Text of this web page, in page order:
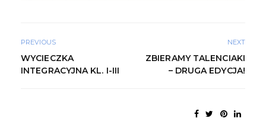
PREVIOUS
WYCIECZKA
INTEGRACYJNA KL. I-III
NEXT
ZBIERAMY TALENCIAKI
– DRUGA EDYCJA!